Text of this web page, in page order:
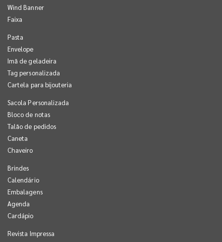
Wind Banner
Faixa
Pasta
Envelope
Imã de geladeira
Tag personalizada
Cartela para bijouteria
Sacola Personalizada
Bloco de notas
Talão de pedidos
Caneta
Chaveiro
Brindes
Calendário
Embalagens
Agenda
Cardápio
Revista Impressa